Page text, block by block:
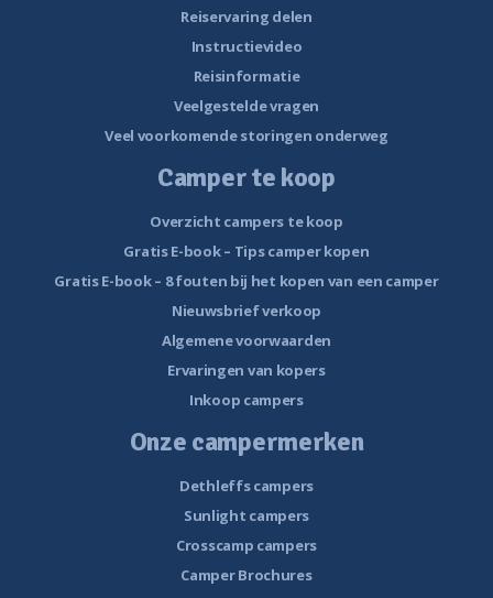
Reiservaring delen
Instructievideo
Reisinformatie
Veelgestelde vragen
Veel voorkomende storingen onderweg
Camper te koop
Overzicht campers te koop
Gratis E-book – Tips camper kopen
Gratis E-book – 8 fouten bij het kopen van een camper
Nieuwsbrief verkoop
Algemene voorwaarden
Ervaringen van kopers
Inkoop campers
Onze campermerken
Dethleffs campers
Sunlight campers
Crosscamp campers
Camper Brochures